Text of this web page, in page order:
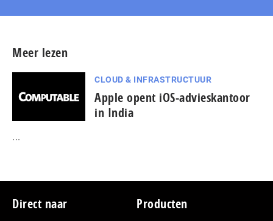
Meer lezen
CLOUD & INFRASTRUCTUUR
Apple opent iOS-advieskantoor
in India
...
Footer
Direct naar Producten